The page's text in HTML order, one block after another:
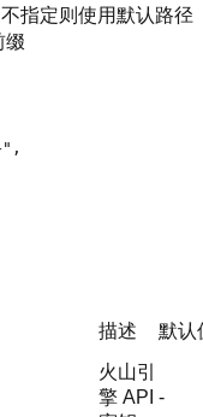
指定则使用默认路径
缀
" ,
描述 默认
火山引
擎 API -